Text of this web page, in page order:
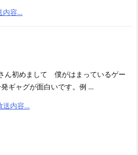
内容...
ん初めまして 僕がはまっているゲー
ギャグが面白いです。例 ...
送内容...